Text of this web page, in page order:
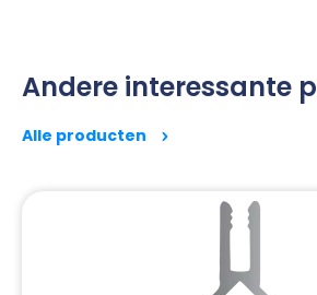
Andere interessante
Alle producten